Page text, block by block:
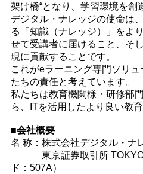
架け橋“となり、学習環境を創
デジタル・ナレッジの使命は
る「知識（ナレッジ）」をよ
せて受講者に届けること、そ
現に貢献することです。
これがeラーニング専門ソリ
たちの責任と考えています。
私たちは教育機関様・研修部
ら、ITを活用したより良い教
■会社概要
名 称：株式会社デジタル・ナ
東京証券取引所 TOKYO
ド：507A）